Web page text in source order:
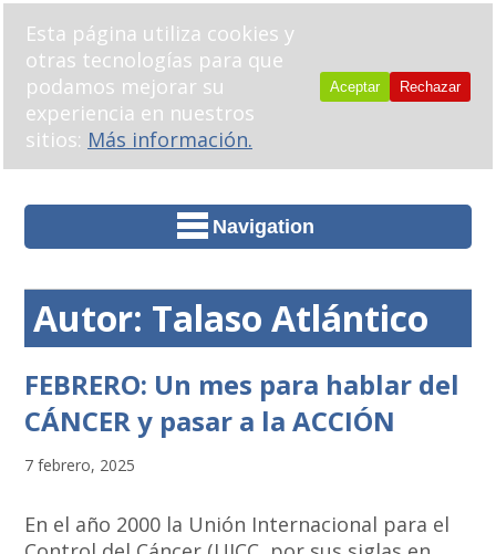
Navigation
Autor: Talaso Atlántico
FEBRERO: Un mes para hablar del
CÁNCER y pasar a la ACCIÓN
7 febrero, 2025
En el año 2000 la Unión Internacional para el
Esta página utiliza cookies y
otras tecnologías para que
podamos mejorar su
experiencia en nuestros
sitios: Más información.
Aceptar Rechazar